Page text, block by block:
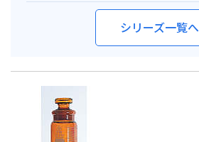
シリーズ一覧へ